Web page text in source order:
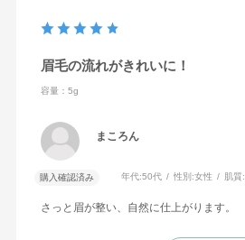
眉毛の流れがきれいに！
容量：5g
まころん
購入確認済み 年代:50代 性別:女性 肌質:
さっと眉が整い、自然に仕上がります。